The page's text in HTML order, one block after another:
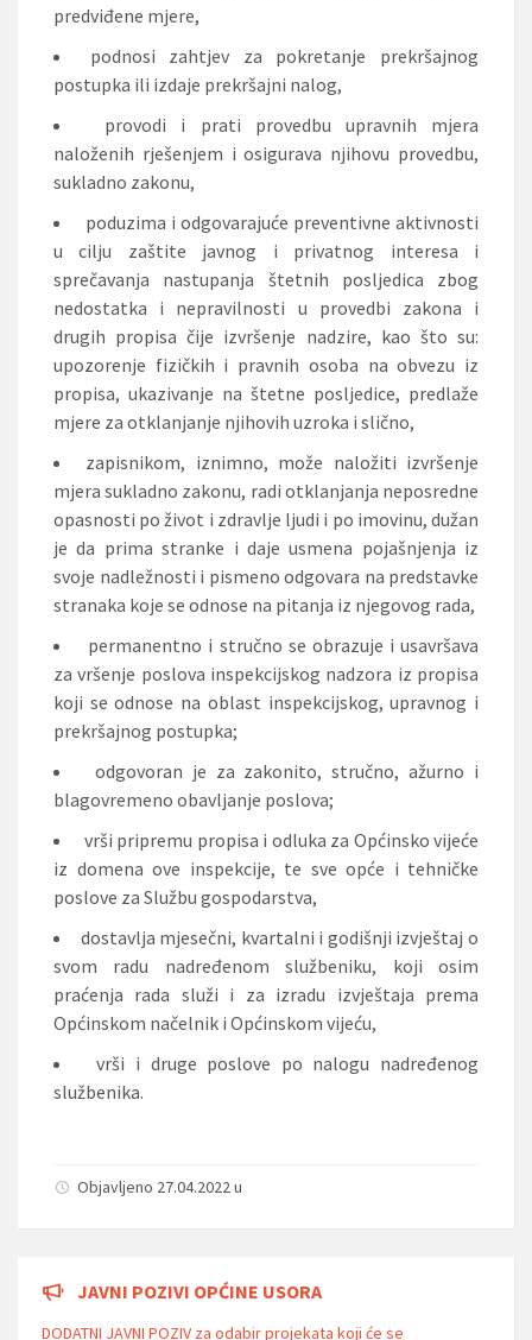
predviđene mjere,
podnosi zahtjev za pokretanje prekršajnog
postupka ili izdaje prekršajni nalog,
provodi i prati provedbu upravnih mjera
naloženih rješenjem i osigurava njihovu provedbu,
sukladno zakonu,
poduzima i odgovarajuće preventivne aktivnosti
u cilju zaštite javnog i privatnog interesa i
sprečavanja nastupanja štetnih posljedica zbog
nedostatka i nepravilnosti u provedbi zakona i
drugih propisa čije izvršenje nadzire, kao što su:
upozorenje fizičkih i pravnih osoba na obvezu iz
propisa, ukazivanje na štetne posljedice, predlaže
mjere za otklanjanje njihovih uzroka i slično,
zapisnikom, iznimno, može naložiti izvršenje
mjera sukladno zakonu, radi otklanjanja neposredne
opasnosti po život i zdravlje ljudi i po imovinu, dužan
je da prima stranke i daje usmena pojašnjenja iz
svoje nadležnosti i pismeno odgovara na predstavke
stranaka koje se odnose na pitanja iz njegovog rada,
permanentno i stručno se obrazuje i usavršava
za vršenje poslova inspekcijskog nadzora iz propisa
koji se odnose na oblast inspekcijskog, upravnog i
prekršajnog postupka;
odgovoran je za zakonito, stručno, ažurno i
blagovremeno obavljanje poslova;
vrši pripremu propisa i odluka za Općinsko vijeće
iz domena ove inspekcije, te sve opće i tehničke
poslove za Službu gospodarstva,
dostavlja mjesečni, kvartalni i godišnji izvještaj o
svom radu nadređenom službeniku, koji osim
praćenja rada služi i za izradu izvještaja prema
Općinskom načelnik i Općinskom vijeću,
vrši i druge poslove po nalogu nadređenog
službenika.
Objavljeno 27.04.2022 u
JAVNI POZIVI OPĆINE USORA
DODATNI JAVNI POZIV za odabir projekata koji će se